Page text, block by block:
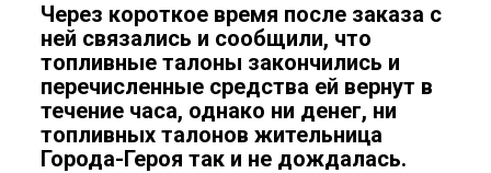
Через короткое время после заказа с
ней связались и сообщили, что
топливные талоны закончились и
перечисленные средства ей вернут в
течение часа, однако ни денег, ни
топливных талонов жительница
Города-Героя так и не дождалась.